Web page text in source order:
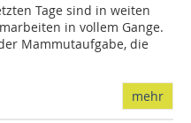
Tage sind in weiten
in vollem Gange.
Mammutaufgabe, die
mehr